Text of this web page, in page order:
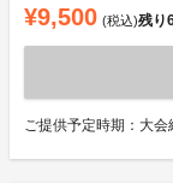
¥9,500 (税込)残り
ご提供予定時期：大